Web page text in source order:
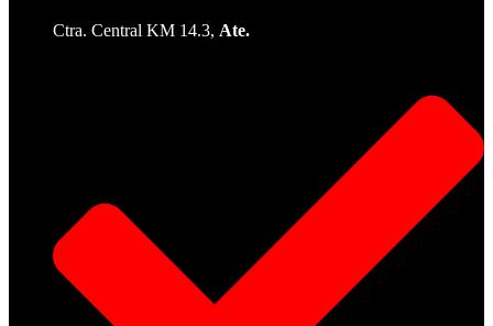
Ctra. Central KM 14.3, Ate.